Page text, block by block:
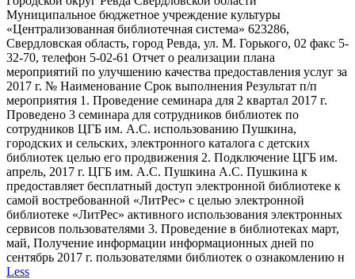
Муниципальное бюджетное учреждение культуры
«Централизованная библиотечная система» 623286,
Свердловская область, город Ревда, ул. М. Горького, 02 факс 5-
32-70, телефон 5-02-61 Отчет о реализации плана
мероприятий по улучшению качества предоставления услуг за
2017 г. № Наименование Срок выполнения Результат п/п
мероприятия 1. Проведение семинара для 2 квартал 2017 г.
Проведено 3 семинара для сотрудников библиотек по
сотрудников ЦГБ им. А.С. использованию Пушкина,
городских и сельских, электронного каталога с детских
библиотек целью его продвижения 2. Подключение ЦГБ им.
апрель, 2017 г. ЦГБ им. А.С. Пушкина А.С. Пушкина к
предоставляет бесплатный доступ электронной библиотеке к
самой востребованной «ЛитРес» с целью электронной
библиотеке «ЛитРес» активного использования электронных
сервисов пользователями 3. Проведение в библиотеках март,
май, Получение информации информационных дней по
сентябрь 2017 г. пользователями библиотек о ознакомлению н
Less